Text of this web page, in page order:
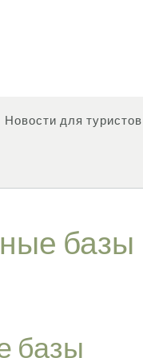
Новости для туристов
базы
базы